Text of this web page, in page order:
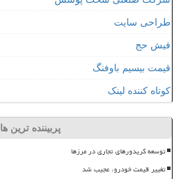
طراحی سایت
فیش حج
قیمت بیسیم باوفنگ
کوتاه کننده لینک
پربیننده ترین ها
توسعه کریدورهای تجاری در مرزها
تغییر قیمت خودرو، عجیب شد